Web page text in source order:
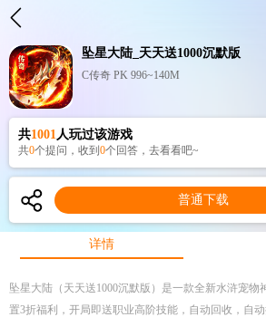
坠星大陆_天天送1000沉默版
C传奇 PK 996~140M
共1001人玩过该游戏
共0个提问，收到 0个回答，去看看吧~
普通下载
详情
坠星大陆（天天送1000沉默版）是一款全新水浒宠物
置3折福利，开局即送职业高阶技能，自动回收，自